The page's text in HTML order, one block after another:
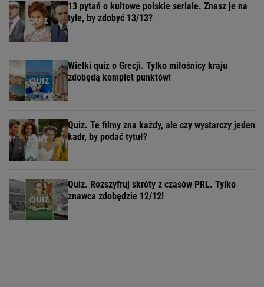
13 pytań o kultowe polskie seriale. Znasz je na
tyle, by zdobyć 13/13?
Wielki quiz o Grecji. Tylko miłośnicy kraju
zdobędą komplet punktów!
Quiz. Te filmy zna każdy, ale czy wystarczy jeden
kadr, by podać tytuł?
Quiz. Rozszyfruj skróty z czasów PRL. Tylko
znawca zdobędzie 12/12!